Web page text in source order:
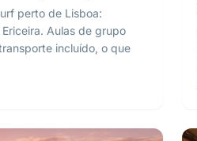
perto de Lisboa:
Aulas de grupo
incluído, o que